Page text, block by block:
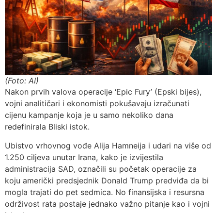
(Foto: AI)
Nakon prvih valova operacije ‘Epic Fury’ (Epski bijes),
vojni analitičari i ekonomisti pokušavaju izračunati
cijenu kampanje koja je u samo nekoliko dana
redefinirala Bliski istok.
Ubistvo vrhovnog vođe Alija Hamneija​ i udari na više od
1.250 ciljeva unutar Irana, kako je izvijestila
administracija SAD, označili su početak operacije za
koju američki predsjednik Donald Trump predviđa da bi
mogla trajati do pet sedmica. No finansijska i resursna
održivost rata postaje jednako važno pitanje kao i vojni